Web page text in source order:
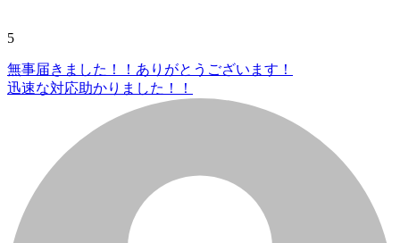
5
無事届きました！！ありがとうございます！
迅速な対応助かりました！！